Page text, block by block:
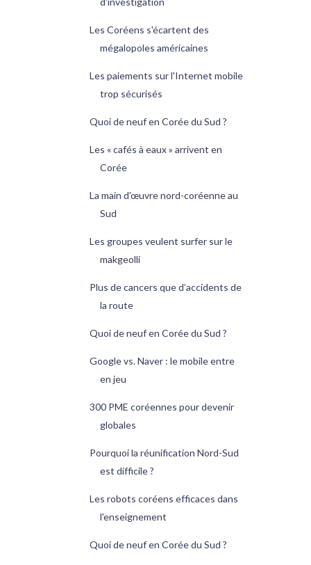
Les Coréens s'écartent des
mégalopoles américaines
Les paiements sur l'Internet mobile
trop sécurisés
Quoi de neuf en Corée du Sud ?
Les « cafés à eaux » arrivent en
Corée
La main d'œuvre nord-coréenne au
Sud
Les groupes veulent surfer sur le
makgeolli
Plus de cancers que d’accidents de
la route
Quoi de neuf en Corée du Sud ?
Google vs. Naver : le mobile entre
en jeu
300 PME coréennes pour devenir
globales
Pourquoi la réunification Nord-Sud
est difficile ?
Les robots coréens efficaces dans
l'enseignement
Quoi de neuf en Corée du Sud ?